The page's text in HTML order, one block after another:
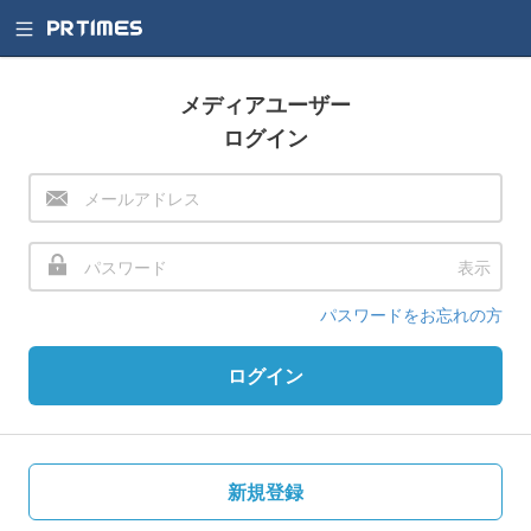
メディアユーザー
ログイン
表示
パスワードをお忘れの方
ログイン
新規登録